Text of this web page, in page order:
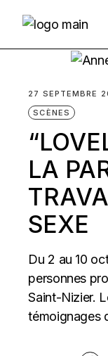
27 SEPTEMBRE
SCÈNES
LA
SEXE
Du 2 au 10
personnes
Saint-Nizier.
témoignages